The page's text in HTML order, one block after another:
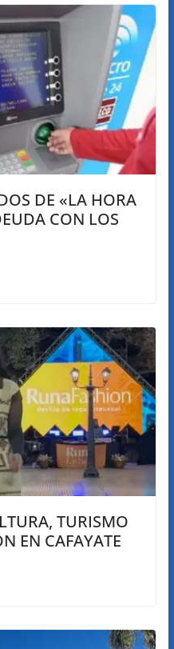
DE «LA HORA
CON LOS
TURISMO
EN CAFAYATE